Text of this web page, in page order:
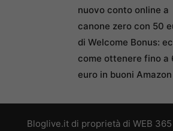
nuovo conto online a
canone zero con 50
di Welcome Bonus:
come ottenere fino a
euro in buoni Amazon
Bloglive.it di proprietà di WEB